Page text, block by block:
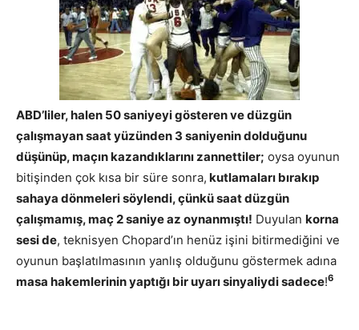
ABD’liler, halen 50 saniyeyi gösteren ve düzgün
çalışmayan saat yüzünden 3 saniyenin dolduğunu
düşünüp, maçın kazandıklarını zannettiler; oysa oyunun
bitişinden çok kısa bir süre sonra, kutlamaları bırakıp
sahaya dönmeleri söylendi, çünkü saat düzgün
çalışmamış, maç 2 saniye az oynanmıştı! Duyulan korna
sesi de, teknisyen Chopard’ın henüz işini bitirmediğini ve
oyunun başlatılmasının yanlış olduğunu göstermek adına
masa hakemlerinin yaptığı bir uyarı sinyaliydi sadece!6